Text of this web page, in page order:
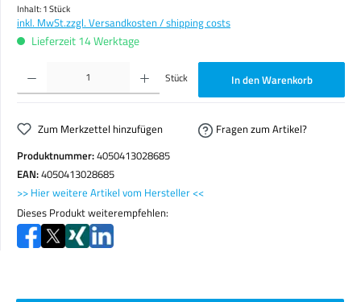
Inhalt:1 Stück
inkl. MwSt.zzgl. Versandkosten / shipping costs
Lieferzeit 14 Werktage
Produkt Anzahl: Gib den gewünschten Wert ein oder benutze die Schaltflächen um die Anzahl zu
Stück In den Warenkorb
Zum Merkzettel hinzufügen
Fragen zum Artikel?
Produktnummer:4050413028685
EAN:4050413028685
>> Hier weitere Artikel vom Hersteller <<
Dieses Produkt weiterempfehlen: